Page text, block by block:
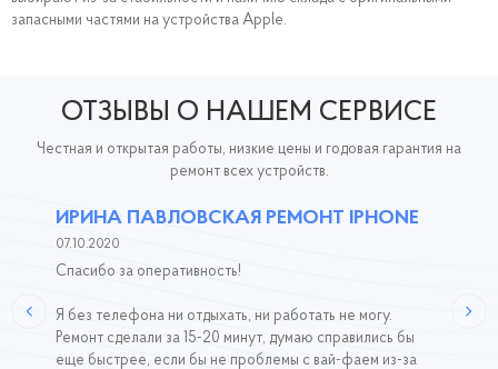
запасными частями на устройства Apple.
ОТЗЫВЫ О НАШЕМ СЕРВИСЕ
Честная и открытая работы, низкие цены и годовая гарантия на
ремонт всех устройств.
ИРИНА ПАВЛОВСКАЯ РЕМОНТ IPHONE
07.10.2020
Спасибо за оперативность!
Я без телефона ни отдыхать, ни работать не могу.
Ремонт сделали за 15-20 минут, думаю справились бы
еще быстрее, если бы не проблемы с вай-фаем из-за